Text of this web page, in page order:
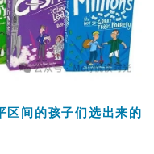
区间的孩子们选出来的